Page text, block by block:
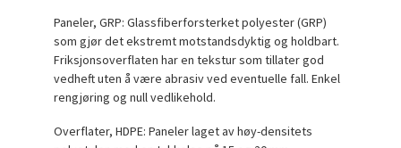
Paneler, GRP: Glassfiberforsterket polyester (GRP)
som gjør det ekstremt motstandsdyktig og holdbart.
Friksjonsoverflaten har en tekstur som tillater god
vedheft uten å være abrasiv ved eventuelle fall. Enkel
rengjøring og null vedlikehold.
Overflater, HDPE: Paneler laget av høy-densitets